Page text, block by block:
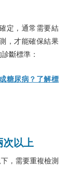
定，通常需要結
，才能確保結果
斷標準：
糖尿病？了解標
次以上
，需要重複檢測